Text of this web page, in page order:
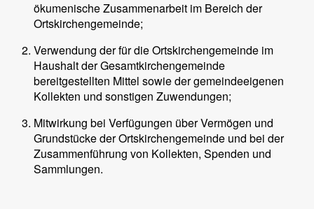
ökumenische Zusammenarbeit im Bereich der
Ortskirchengemeinde;
Verwendung der für die Ortskirchengemeinde im
Haushalt der Gesamtkirchengemeinde
bereitgestellten Mittel sowie der gemeindeeigenen
Kollekten und sonstigen Zuwendungen;
Mitwirkung bei Verfügungen über Vermögen und
Grundstücke der Ortskirchengemeinde und bei der
Zusammenführung von Kollekten, Spenden und
Sammlungen.